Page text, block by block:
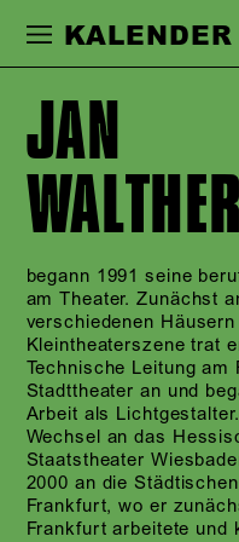
ZurKALENDER
JAN
WALTHER
begann 1991 seine
am Theater. Zunächst
verschiedenen
Kleintheaterszene trat
Technische Leitung am
Stadttheater an und
Arbeit als
Wechsel an das
Staatstheater
2000 an die
Frankfurt, wo er
Frankfurt arbeitete und